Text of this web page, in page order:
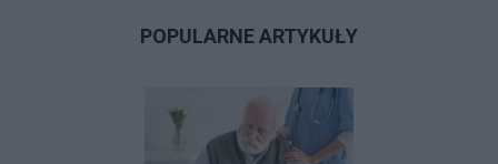
POPULARNE ARTYKUŁY